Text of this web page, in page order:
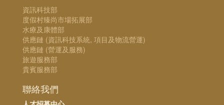
資訊科技部
度假村臻尚市場拓展部
水療及康體部
供應鏈 (資訊科技系統, 項目及物流營運)
供應鏈 (營運及服務)
旅遊服務部
貴賓服務部
聯絡我們